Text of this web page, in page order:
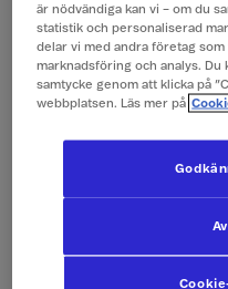
Ringa till land
EU/EES
är nödvändiga kan vi – om du
statistik och personaliserad
delar vi med andra företag
marknadsföring och analys.
samtycke genom att klicka på
webbplatsen. Läs mer på